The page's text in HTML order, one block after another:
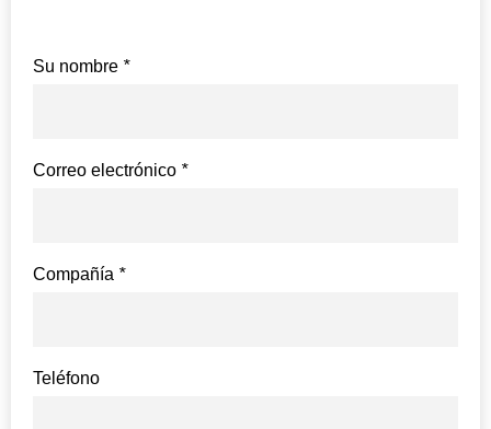
*
Su nombre
*
Correo electrónico
*
Compañía
Teléfono